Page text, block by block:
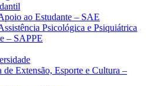
ao Estudante – SAE
Psicológica e Psiquiátrica
– SAPPE
de Extensão, Esporte e Cultura –